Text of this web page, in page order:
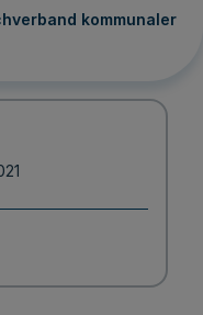
kommunaler